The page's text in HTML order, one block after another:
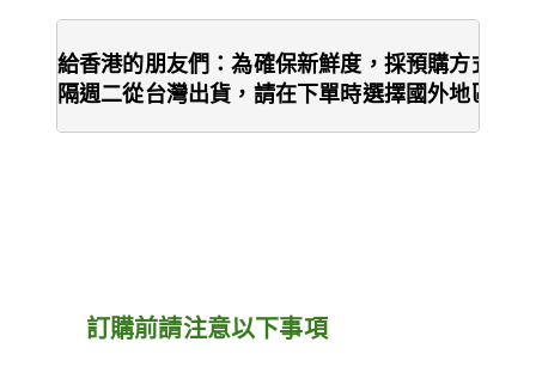
給香港的朋友們：為確保新鮮度，採預購方式，
隔週二從台灣出貨， 請在下單時選擇國外地區。
訂購前請注意以下事項